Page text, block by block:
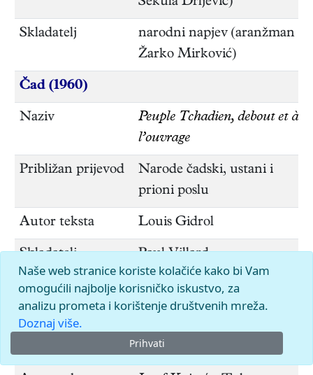
Skladatelj
narodni napjev (aranžman
Žarko Mirković)
Čad (1960)
Naziv
Peuple Tchadien, debout et à
l’ouvrage
Približan prijevod
Narode čadski, ustani i
prioni poslu
Autor teksta Louis Gidrol
Skladatelj Paul Villard
Češka (1918)
Naziv Kde domov můj
Gdje je moj dom
Naše web stranice koriste kolačiće kako bi Vam
omogućili najbolje korisničko iskustvo, za
analizu prometa i korištenje društvenih mreža.
Doznaj više.
Prihvati